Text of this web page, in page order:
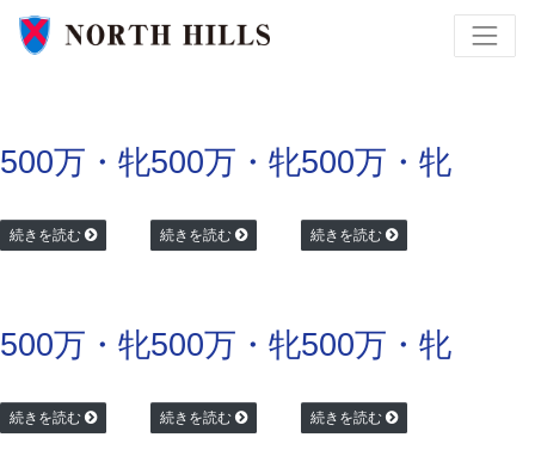
500万・牝
続きを読む
500万・牝
続きを読む
500万・牝
続きを読む
500万・牝
続きを読む
500万・牝
続きを読む
500万・牝
続きを読む